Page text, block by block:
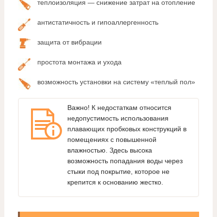
теплоизоляция — снижение затрат на отопление
антистатичность и гипоаллергенность
защита от вибрации
простота монтажа и ухода
возможность установки на систему «теплый пол»
Важно! К недостаткам относится
недопустимость использования
плавающих пробковых конструкций в
помещениях с повышенной
влажностью. Здесь высока
возможность попадания воды через
стыки под покрытие, которое не
крепится к основанию жестко.